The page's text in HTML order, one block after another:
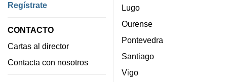
Regístrate
CONTACTO
Cartas al director
Contacta con nosotros
Lugo
Ourense
Pontevedra
Santiago
Vigo